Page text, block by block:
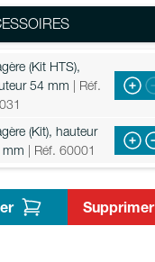
(Kit HTS),
54 mm | Réf.
(Kit), hauteur
| Réf. 60001
Supprimer